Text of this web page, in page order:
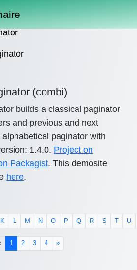
(combi)
builds a classical paginator
and previous and next
paginator with
1.4.0. Project on
Packagist. This demosite
here.
K L M N O P Q R S U
1 (current)
2 3 4 »